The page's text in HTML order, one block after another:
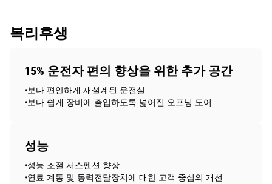
복리후생
15% 운전자 편의 향상을 위한 추가 공간
•보다 편안하게 재설계된 운전실
•보다 쉽게 장비에 출입하도록 넓어진 오프닝 도어
성능
•성능 조절 서스펜션 향상
•연료 계통 및 동력전달장치에 대한 고객 중심의 개선